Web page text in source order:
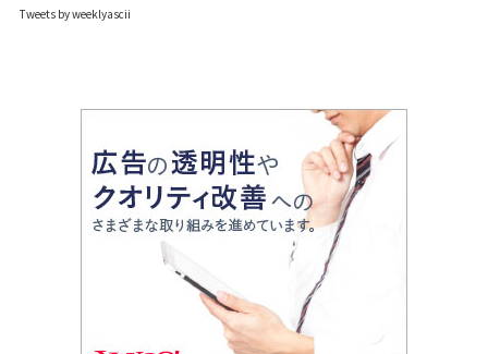
Tweets by weeklyascii